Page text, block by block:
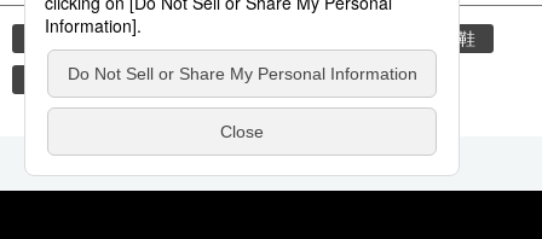
教育 禮儀 脫鞋
觀光旅遊 觀光 娛樂